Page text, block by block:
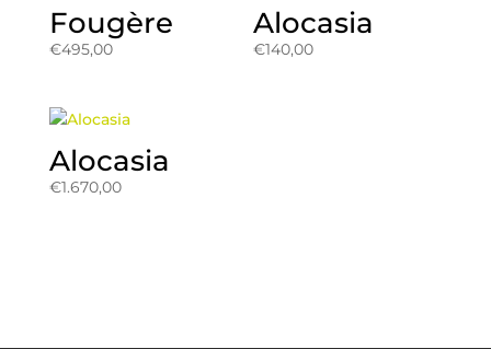
Fougère
€495,00
Alocasia
€140,00
Alocasia
€1.670,00